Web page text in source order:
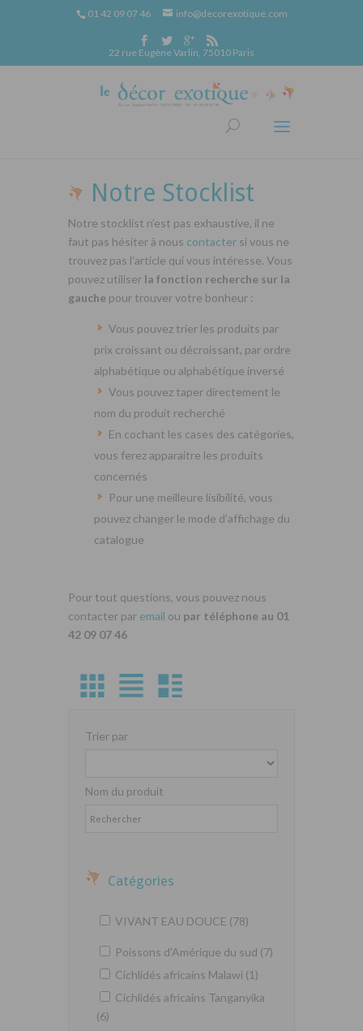
01 42 09 07 46 info@decorexotique.com
22 rue Eugène Varlin, 75010 Paris
Notre Stocklist
Notre stocklist n’est pas exhaustive, il ne
faut pas hésiter à nous contacter si vous ne
trouvez pas l’article qui vous intéresse. Vous
pouvez utiliser la fonction recherche sur la
gauche pour trouver votre bonheur :
Vous pouvez trier les produits par
prix croissant ou décroissant, par ordre
alphabétique ou alphabétique inversé
Vous pouvez taper directement le
nom du produit recherché
En cochant les cases des catégories,
vous ferez apparaitre les produits
concernés
Pour une meilleure lisibilité, vous
pouvez changer le mode d’affichage du
catalogue
Pour tout questions, vous pouvez nous
contacter par email ou par téléphone au 01
42 09 07 46
Trier par
Nom du produit
Catégories
VIVANT EAU DOUCE (78)
Poissons d'Amérique du sud (7)
Cichlidés africains Malawi (1)
Cichlidés africains Tanganyika
(6)